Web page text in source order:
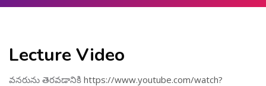
Lecture Video
వనరును తెరవడానికి https://www.youtube.com/watch?